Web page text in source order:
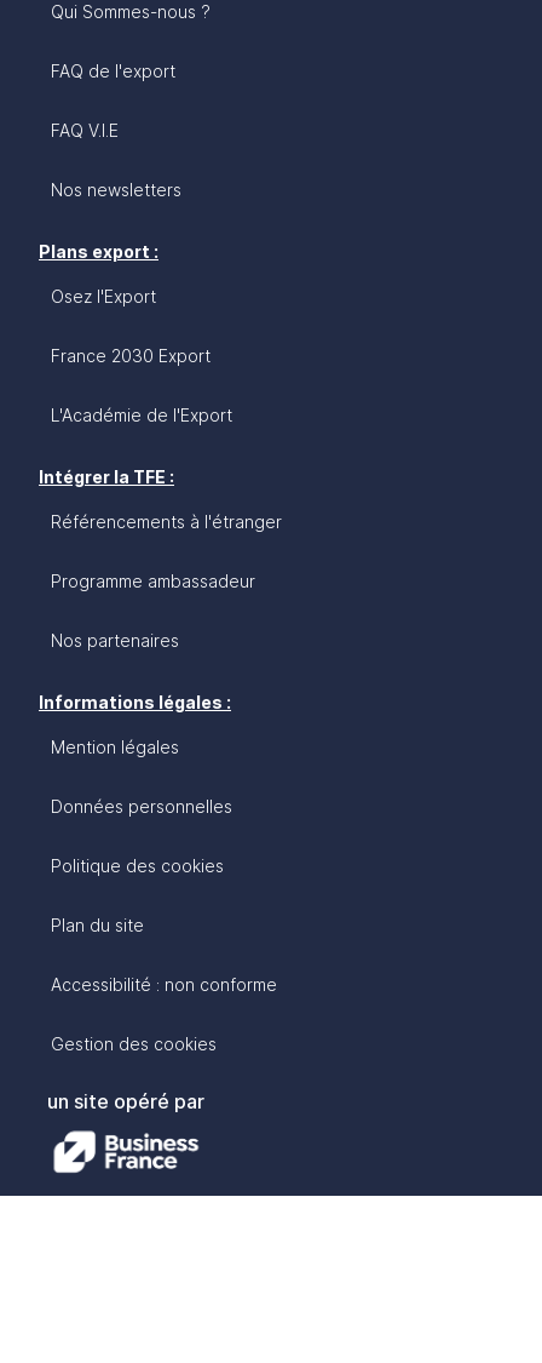
Qui Sommes-nous ?
FAQ de l'export
FAQ V.I.E
Nos newsletters
Plans export :
Osez l'Export
France 2030 Export
L'Académie de l'Export
Intégrer la TFE :
Référencements à l'étranger
Programme ambassadeur
Nos partenaires
Informations légales :
Mention légales
Données personnelles
Politique des cookies
Plan du site
Accessibilité : non conforme
Gestion des cookies
un site opéré par
avec :